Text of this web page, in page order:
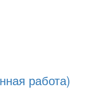
работа)